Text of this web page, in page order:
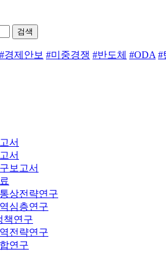
검색
#경제안보 #미중경쟁 #반도체 #ODA #
서
서
보고서
상전략연구
심층연구
책연구
전략연구
연구